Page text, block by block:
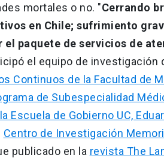
mortales o no. "Cerrando
en Chile; sufrimiento
paquete de servicios de
el equipo de investigación
Continuos de la Facultad de
de Subespecialidad
Escuela de Gobierno UC,
Centro de Investigación
publicado en la revista The